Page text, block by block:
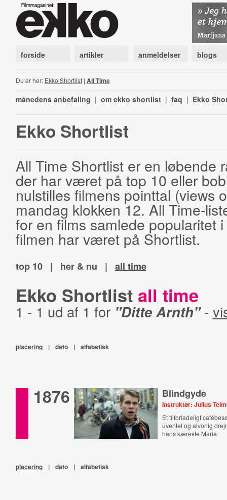
forside artikler anmeldelser blogs
Du er her: Ekko Shortlist| All Time
månedens anbefaling | om ekko shortlist | faq | Ekko
Ekko Shortlist
All Time Shortlist er en løbende
der har været på top 10 eller
nulstilles filmens pointtal (views
mandag klokken 12. All Time-
for en films samlede popularitet
filmen har været på Shortlist.
top 10 | her & nu | all time
Ekko Shortlist all time
1 - 1 ud af 1 for "Ditte Arnth"-
placering | dato | alfabetisk
1876 Blindgyde
Instruktør: Julius
Et tilforladeligt
uventet og alvorlig
hans kæreste Marie.
placering | dato | alfabetisk